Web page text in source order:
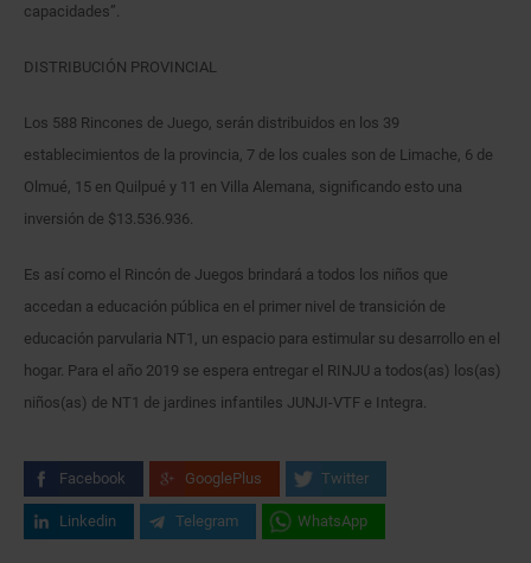
capacidades”.
DISTRIBUCIÓN PROVINCIAL
Los 588 Rincones de Juego, serán distribuidos en los 39
establecimientos de la provincia, 7 de los cuales son de Limache, 6 de
Olmué, 15 en Quilpué y 11 en Villa Alemana, significando esto una
inversión de $13.536.936.
Es así como el Rincón de Juegos brindará a todos los niños que
accedan a educación pública en el primer nivel de transición de
educación parvularia NT1, un espacio para estimular su desarrollo en el
hogar. Para el año 2019 se espera entregar el RINJU a todos(as) los(as)
niños(as) de NT1 de jardines infantiles JUNJI-VTF e Integra.
Facebook GooglePlus Twitter
Linkedin Telegram WhatsApp